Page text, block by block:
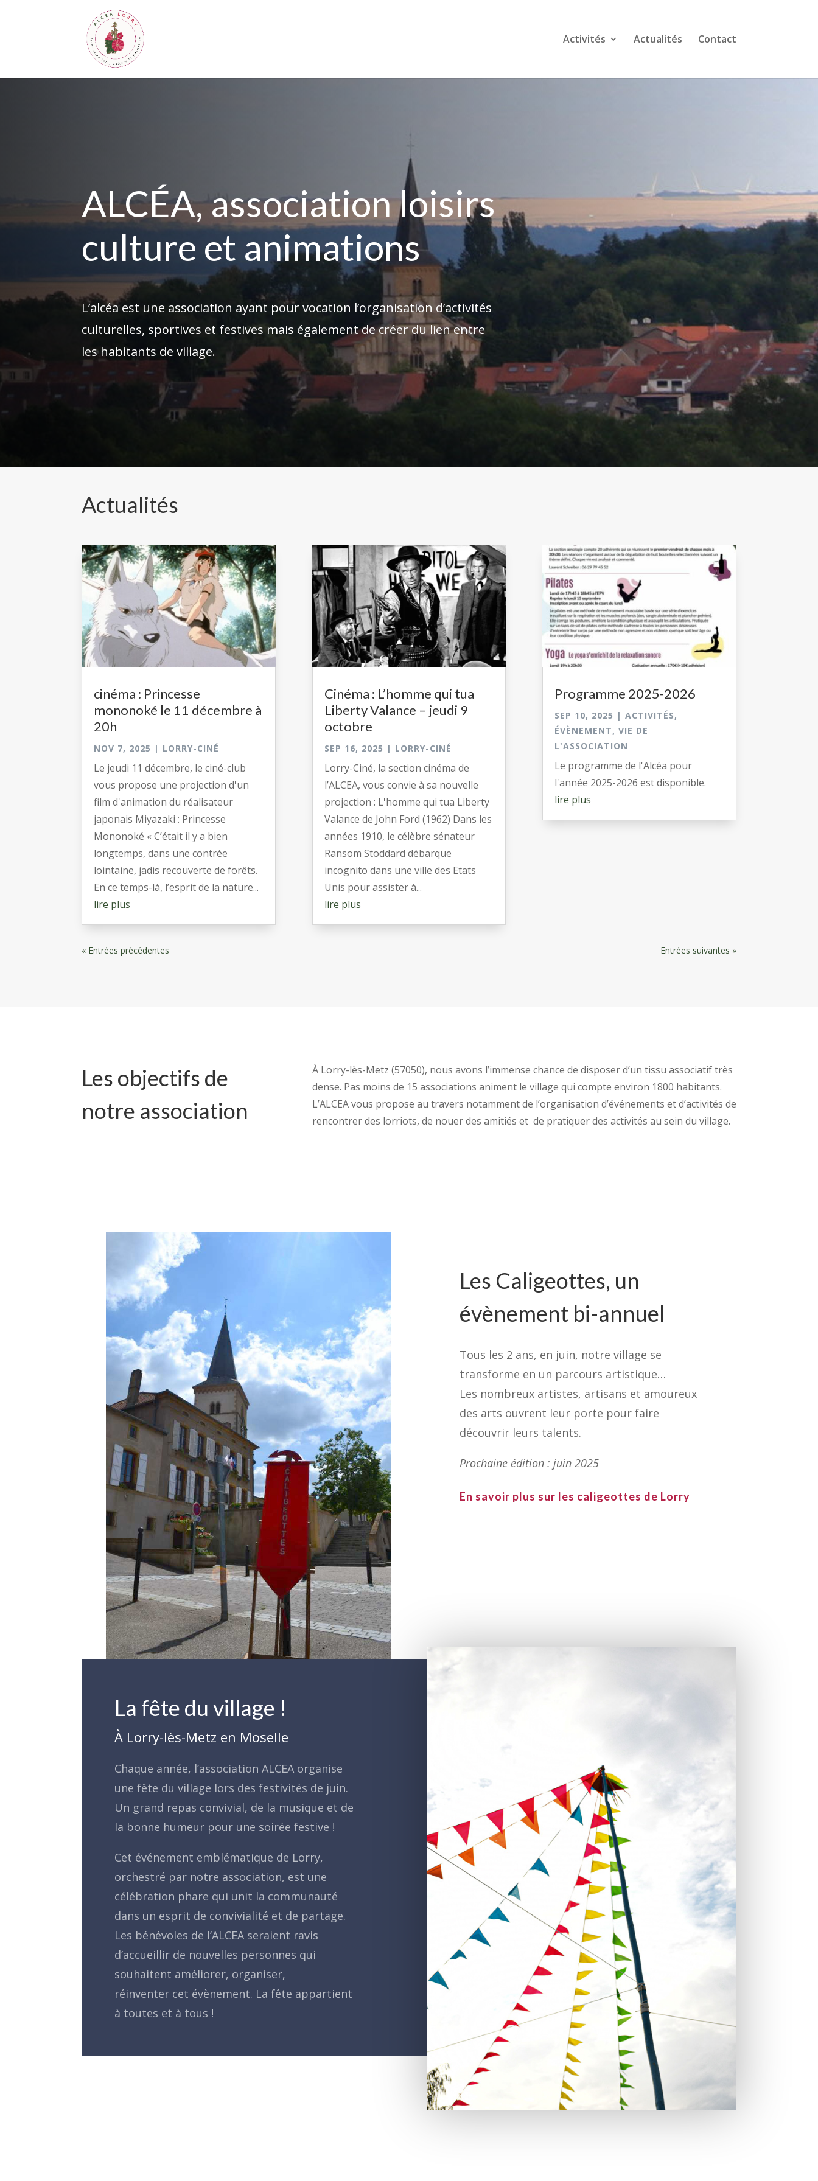
Activités Actualités Contact
ALCÉA, association loisirs
culture et animations
L’alcéa est une association ayant pour vocation l’organisation d’activités
culturelles, sportives et festives mais également de créer du lien entre
les habitants de village.
Actualités
cinéma : Princesse
mononoké le 11 décembre à
20h
NOV 7, 2025 | LORRY-CINÉ
Le jeudi 11 décembre, le ciné-club
vous propose une projection d'un
film d'animation du réalisateur
japonais Miyazaki : Princesse
Mononoké « C’était il y a bien
longtemps, dans une contrée
lointaine, jadis recouverte de forêts.
En ce temps-là, l’esprit de la nature...
lire plus
Cinéma : L’homme qui tua
Liberty Valance – jeudi 9
octobre
SEP 16, 2025 | LORRY-CINÉ
Lorry-Ciné, la section cinéma de
l’ALCEA, vous convie à sa nouvelle
projection : L'homme qui tua Liberty
Valance de John Ford (1962) Dans les
années 1910, le célèbre sénateur
Ransom Stoddard débarque
incognito dans une ville des Etats
Unis pour assister à...
lire plus
Programme 2025-2026
SEP 10, 2025 | ACTIVITÉS,
ÉVÈNEMENT, VIE DE
L'ASSOCIATION
Le programme de l'Alcéa pour
l'année 2025-2026 est disponible.
lire plus
« Entrées précédentes Entrées suivantes »
Les objectifs de
notre association
À Lorry-lès-Metz (57050), nous avons l’immense chance de disposer d’un tissu associatif très
dense. Pas moins de 15 associations animent le village qui compte environ 1800 habitants.
L’ALCEA vous propose au travers notamment de l’organisation d’événements et d’activités de
rencontrer des lorriots, de nouer des amitiés et de pratiquer des activités au sein du village.
Les Caligeottes, un
évènement bi-annuel
Tous les 2 ans, en juin, notre village se
transforme en un parcours artistique…
Les nombreux artistes, artisans et amoureux
des arts ouvrent leur porte pour faire
découvrir leurs talents.
Prochaine édition : juin 2025
En savoir plus sur les caligeottes de Lorry
La fête du village !
À Lorry-lès-Metz en Moselle
Chaque année, l’association ALCEA organise
une fête du village lors des festivités de juin.
Un grand repas convivial, de la musique et de
la bonne humeur pour une soirée festive !
Cet événement emblématique de Lorry,
orchestré par notre association, est une
célébration phare qui unit la communauté
dans un esprit de convivialité et de partage.
Les bénévoles de l’ALCEA seraient ravis
d’accueillir de nouvelles personnes qui
souhaitent améliorer, organiser,
réinventer cet évènement. La fête appartient
à toutes et à tous !